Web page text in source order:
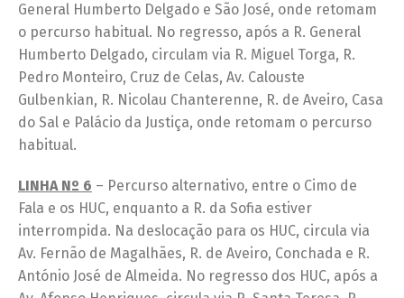
General Humberto Delgado e São José, onde retomam
o percurso habitual. No regresso, após a R. General
Humberto Delgado, circulam via R. Miguel Torga, R.
Pedro Monteiro, Cruz de Celas, Av. Calouste
Gulbenkian, R. Nicolau Chanterenne, R. de Aveiro, Casa
do Sal e Palácio da Justiça, onde retomam o percurso
habitual.
LINHA Nº 6 – Percurso alternativo, entre o Cimo de
Fala e os HUC, enquanto a R. da Sofia estiver
interrompida. Na deslocação para os HUC, circula via
Av. Fernão de Magalhães, R. de Aveiro, Conchada e R.
António José de Almeida. No regresso dos HUC, após a